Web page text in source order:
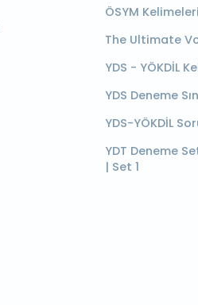
ÖSYM Kelimeleri
The Ultimate
YDS - YÖKDİL
YDS Deneme
YDS-YÖKDİL
YDT Deneme
| Set 1